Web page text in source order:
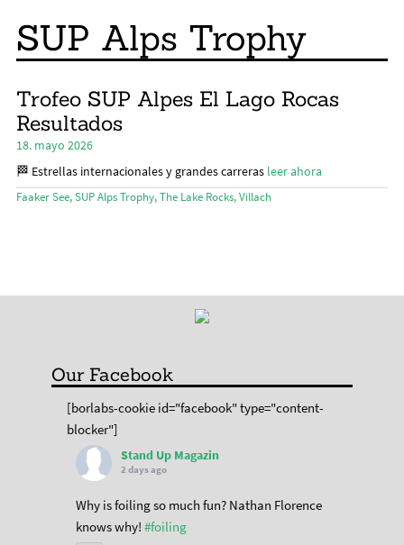
Wing y Foil
Guia
Revistas
Mi cuenta
Our Facebook
[borlabs-cookie id="facebook" type="content-
blocker"]
Stand Up Magazin
2 days ago
Why is foiling so much fun? Nathan Florence
knows why! #foiling
SUP Alps Trophy
Trofeo SUP Alpes El Lago Rocas
Resultados
18. mayo 2026
🏁 Estrellas internacionales y grandes carreras leer ahora
Faaker See, SUP Alps Trophy, The Lake Rocks, Villach